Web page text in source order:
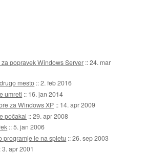
popravek Windows Server ::24. mar
mesto ::2. feb 2016
umreti :: 16. jan 2014
za Windows XP :: 14. apr 2009
počakal ::29. apr 2008
::5. jan 2006
programje le na spletu ::26. sep 2003
3. apr 2001